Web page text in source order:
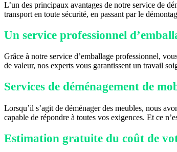
L’un des principaux avantages de notre service de
transport en toute sécurité, en passant par le
Un service professionnel
Grâce à notre service d’emballage professionnel,
de valeur, nos experts vous garantissent un travail
Services de déménagement de
Lorsqu’il s’agit de déménager des meubles, nous
capable de répondre à toutes vos exigences. Et ce
Estimation gratuite du coût de